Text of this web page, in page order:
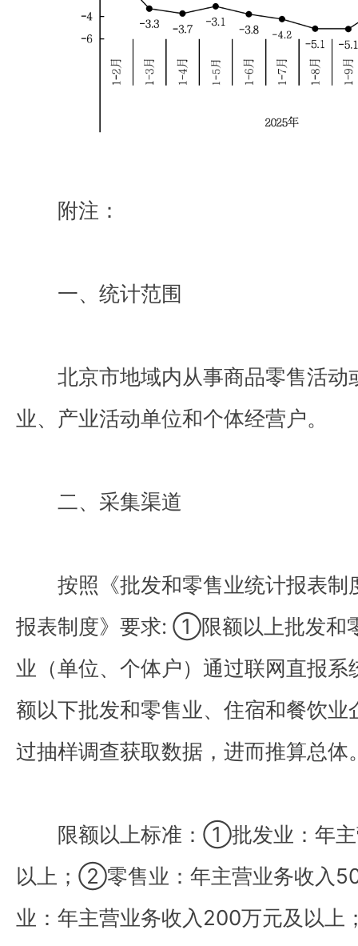
附注：
一、统计范围
北京市地域内从事商品零售活
业、产业活动单位和个体经营户。
二、采集渠道
按照《批发和零售业统计报表
报表制度》要求: ①限额以上批发和
业（单位、个体户）通过联网直报
额以下批发和零售业、住宿和餐饮
过抽样调查获取数据，进而推算总体
限额以上标准：①批发业：年
以上；②零售业：年主营业务收入
业：年主营业务收入200万元及以